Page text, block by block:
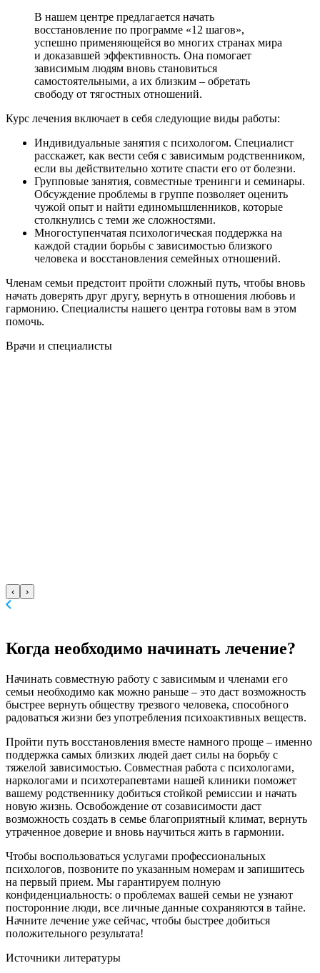
В нашем центре предлагается начать
восстановление по программе «12 шагов»,
успешно применяющейся во многих странах мира
и доказавшей эффективность. Она помогает
зависимым людям вновь становиться
самостоятельными, а их близким – обретать
свободу от тягостных отношений.
Курс лечения включает в себя следующие виды работы:
Индивидуальные занятия с психологом. Специалист
расскажет, как вести себя с зависимым родственником,
если вы действительно хотите спасти его от болезни.
Групповые занятия, совместные тренинги и семинары.
Обсуждение проблемы в группе позволяет оценить
чужой опыт и найти единомышленников, которые
столкнулись с теми же сложностями.
Многоступенчатая психологическая поддержка на
каждой стадии борьбы с зависимостью близкого
человека и восстановления семейных отношений.
Членам семьи предстоит пройти сложный путь, чтобы вновь
начать доверять друг другу, вернуть в отношения любовь и
гармонию. Специалисты нашего центра готовы вам в этом
помочь.
Врачи и специалисты
‹ ›
Когда необходимо начинать лечение?
Начинать совместную работу с зависимым и членами его
семьи необходимо как можно раньше – это даст возможность
быстрее вернуть обществу трезвого человека, способного
радоваться жизни без употребления психоактивных веществ.
Пройти путь восстановления вместе намного проще – именно
поддержка самых близких людей дает силы на борьбу с
тяжелой зависимостью. Совместная работа с психологами,
наркологами и психотерапевтами нашей клиники поможет
вашему родственнику добиться стойкой ремиссии и начать
новую жизнь. Освобождение от созависимости даст
возможность создать в семье благоприятный климат, вернуть
утраченное доверие и вновь научиться жить в гармонии.
Чтобы воспользоваться услугами профессиональных
психологов, позвоните по указанным номерам и запишитесь
на первый прием. Мы гарантируем полную
конфиденциальность: о проблемах вашей семьи не узнают
посторонние люди, все личные данные сохраняются в тайне.
Начните лечение уже сейчас, чтобы быстрее добиться
положительного результата!
Источники литературы